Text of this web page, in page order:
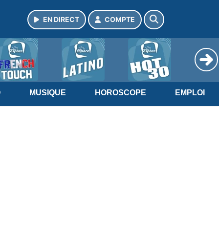
EN DIRECT COMPTE
MUSIQUE HOROSCOPE EMPLOI